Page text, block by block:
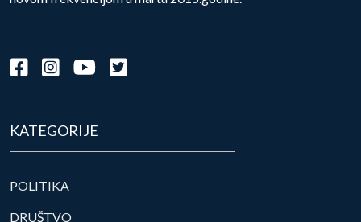
KATEGORIJE
POLITIKA
DRUŠTVO